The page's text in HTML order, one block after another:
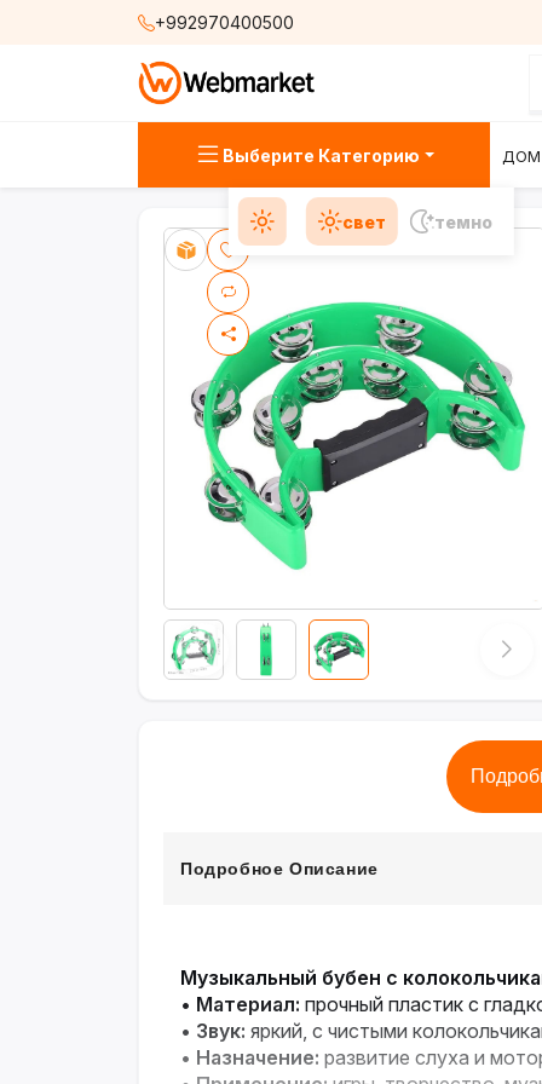
+992970400500
Выберите Категорию ДОМ
свет темно
Подробное Описание
Музыкальный бубен с
• Материал: прочный пластик с
• Звук: яркий, с чистыми
• Назначение: развитие слуха и